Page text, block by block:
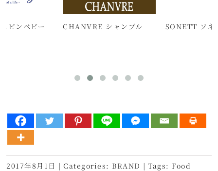
ピンベビー CHANVRE シャンブル SONETT ソネ
2017年8月1日 | Categories: BRAND | Tags: Food